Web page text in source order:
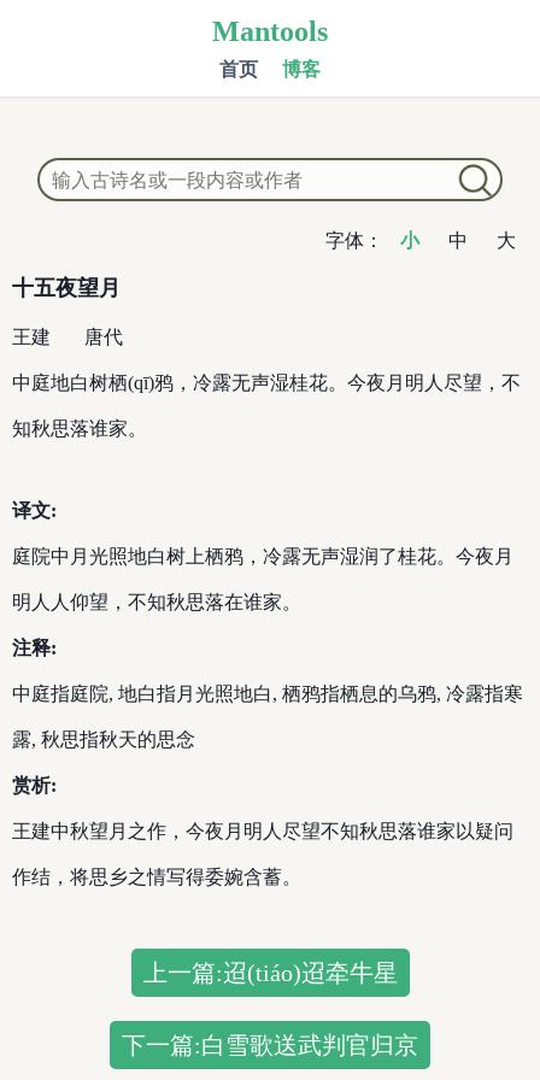
Mantools
首页 博客
字体： 小 中 大
十五夜望月
王建 唐代
中庭地白树栖(qī)鸦，冷露无声湿桂花。今夜月明人尽望，不
知秋思落谁家。
译文:
庭院中月光照地白树上栖鸦，冷露无声湿润了桂花。今夜月
明人人仰望，不知秋思落在谁家。
注释:
中庭指庭院, 地白指月光照地白, 栖鸦指栖息的乌鸦, 冷露指寒
露, 秋思指秋天的思念
赏析:
王建中秋望月之作，今夜月明人尽望不知秋思落谁家以疑问
作结，将思乡之情写得委婉含蓄。
上一篇:迢(tiáo)迢牵牛星
下一篇:白雪歌送武判官归京